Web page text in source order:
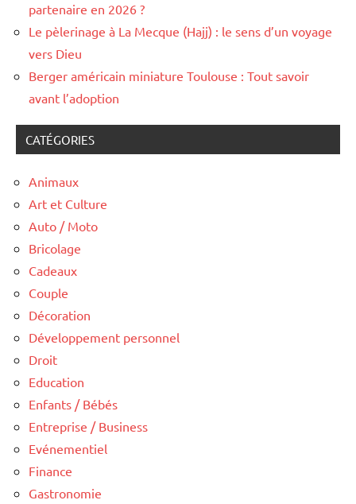
partenaire en 2026 ?
Le pèlerinage à La Mecque (Hajj) : le sens d’un voyage
vers Dieu
Berger américain miniature Toulouse : Tout savoir
avant l’adoption
CATÉGORIES
Animaux
Art et Culture
Auto / Moto
Bricolage
Cadeaux
Couple
Décoration
Développement personnel
Droit
Education
Enfants / Bébés
Entreprise / Business
Evénementiel
Finance
Gastronomie